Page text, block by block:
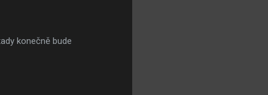
konečně bude